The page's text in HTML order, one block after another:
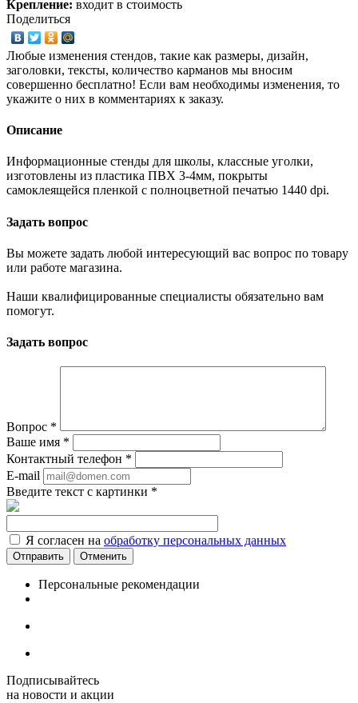
Крепление: входит в стоимость
Поделиться
Любые изменения стендов, такие как размеры, дизайн,
заголовки, тексты, количество карманов мы вносим
совершенно бесплатно! Если вам необходимы изменения, то
укажите о них в комментариях к заказу.
Описание
Информационные стенды для школы, классные уголки,
изготовлены из пластика ПВХ 3-4мм, покрыты
самоклеящейся пленкой с полноцветной печатью 1440 dpi.
Задать вопрос
Вы можете задать любой интересующий вас вопрос по товару
или работе магазина.
Наши квалифицированные специалисты обязательно вам
помогут.
Задать вопрос
Вопрос *
Ваше имя *
Контактный телефон *
E-mail
Введите текст с картинки *
Я согласен на обработку персональных данных
Отменить
Персональные рекомендации
Подписывайтесь
на новости и акции